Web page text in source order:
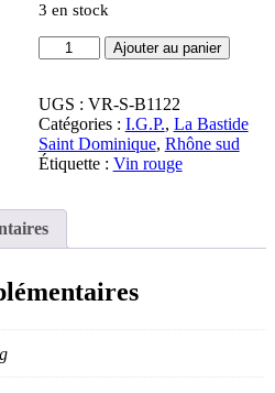
3 en stock
quantité
de
SAINT
DOMINIQUE,
BIB
5litres
Ajouter au panier
UGS : VR-S-B1122
Catégories : I.G.P., La Bastide
Saint Dominique, Rhône sud
Étiquette : Vin rouge